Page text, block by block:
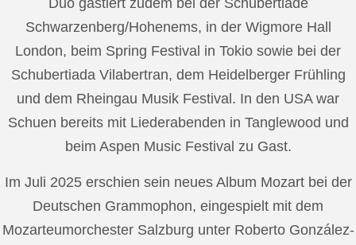
Duo gastiert zudem bei der Schubertiade
Schwarzenberg/Hohenems, in der Wigmore Hall
London, beim Spring Festival in Tokio sowie bei der
Schubertiada Vilabertran, dem Heidelberger Frühling
und dem Rheingau Musik Festival. In den USA war
Schuen bereits mit Liederabenden in Tanglewood und
beim Aspen Music Festival zu Gast.
Im Juli 2025 erschien sein neues Album Mozart bei der
Deutschen Grammophon, eingespielt mit dem
Mozarteumorchester Salzburg unter Roberto González-